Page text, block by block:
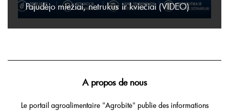
Pajudėjo miežiai, netrukus ir kviečiai (VIDEO)
A propos de nous
Le portail agroalimentaire "Agrobitė" publie des informations